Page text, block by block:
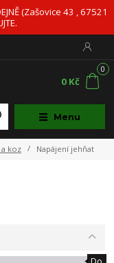
(Zašovice 43 , 67521
Menu
0
0 Kč
koz Napájení jehňat